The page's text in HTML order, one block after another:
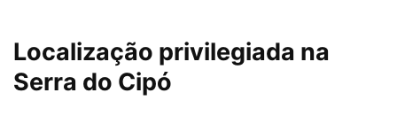
Localização privilegiada na
Serra do Cipó